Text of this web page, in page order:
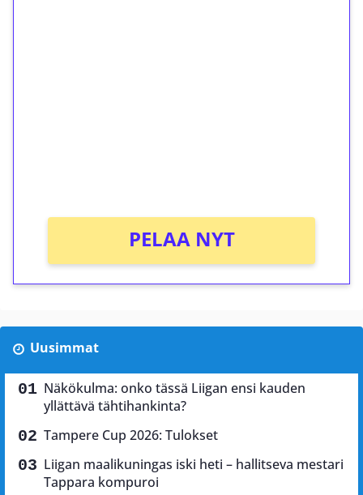
PELAA NYT
Uusimmat
Näkökulma: onko tässä Liigan ensi kauden
yllättävä tähtihankinta?
Tampere Cup 2026: Tulokset
Liigan maalikuningas iski heti – hallitseva mestari
Tappara kompuroi